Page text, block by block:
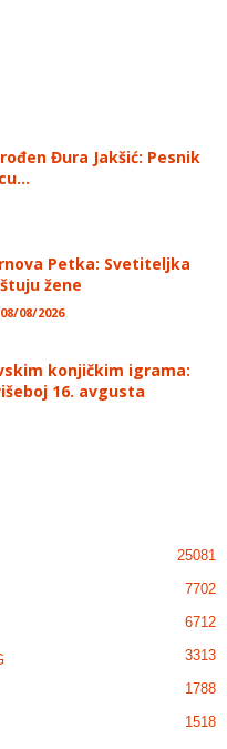
Đura Jakšić: Pesnik
Petka: Svetiteljka
žene
08/08/2026
konjičkim igrama:
16. avgusta
25081
7702
6712
3313
1788
1518